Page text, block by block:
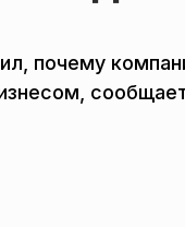
почему